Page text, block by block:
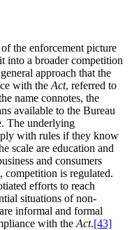
the enforcement picture
into a broader competition
approach that the
with the Act, referred to
name connotes, the
available to the Bureau
The underlying
with rules if they know
scale are education and
and consumers
competition is regulated.
efforts to reach
situations of non-
informal and formal
with the Act.[43]